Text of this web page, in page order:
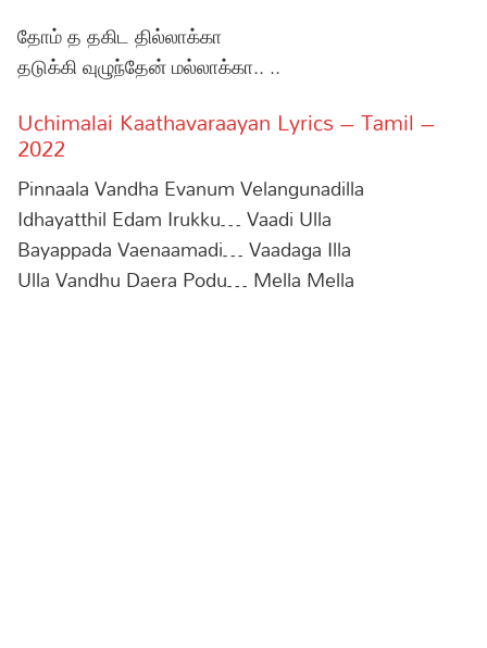
தோம் த தகிட தில்லாக்கா
தடுக்கி வுழுந்தேன் மல்லாக்கா.. ..
Uchimalai Kaathavaraayan Lyrics – Tamil –
2022
Pinnaala Vandha Evanum Velangunadilla
Idhayatthil Edam Irukku… Vaadi Ulla
Bayappada Vaenaamadi… Vaadaga Illa
Ulla Vandhu Daera Podu… Mella Mella